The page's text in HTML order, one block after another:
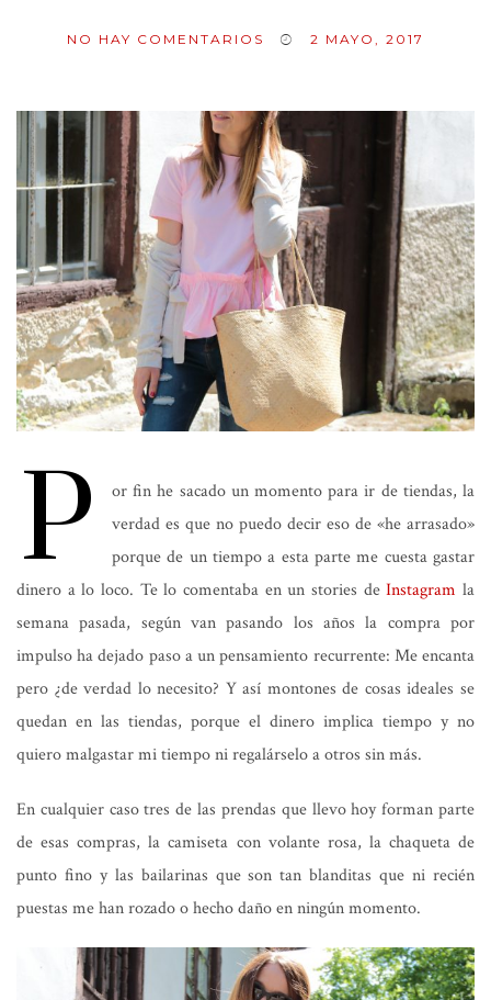
NO HAY COMENTARIOS 2 MAYO, 2017
P
or fin he sacado un momento para ir de tiendas, la
verdad es que no puedo decir eso de «he arrasado»
porque de un tiempo a esta parte me cuesta gastar
dinero a lo loco. Te lo comentaba en un stories deInstagram la
semana pasada, según van pasando los años la compra por
impulso ha dejado paso a un pensamiento recurrente: Me encanta
pero ¿de verdad lo necesito? Y así montones de cosas ideales se
quedan en las tiendas, porque el dinero implica tiempo y no
quiero malgastar mi tiempo ni regalárselo a otros sin más.
En cualquier caso tres de las prendas que llevo hoy forman parte
de esas compras, la camiseta con volante rosa, la chaqueta de
punto fino y las bailarinas que son tan blanditas que ni recién
puestas me han rozado o hecho daño en ningún momento.